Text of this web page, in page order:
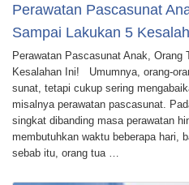
Perawatan Pascasunat
Sampai Lakukan 5
Perawatan Pascasunat Anak, Orang
Kesalahan Ini! Umumnya, orang-
sunat, tetapi cukup sering
misalnya perawatan pascasunat.
singkat dibanding masa perawatan
membutuhkan waktu beberapa hari,
sebab itu, orang tua …